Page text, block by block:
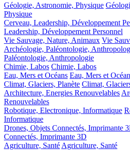
Géologie, Astronomie, Physique
Physique
Cerveau, Leadership, Développement
Leadership, Développement Personnel
Vie Sauvage, Nature, Animaux Vie
Archéologie, Paléontologie,
Paléontologie, Anthropologie
Chimie, Labos Chimie, Labos
Eau, Mers et Océans Eau, Mers et
Climat, Glaciers, Planète Climat,
Architecture, Energies Renouvelables
Renouvelables
Robotique, Electronique, Informatique
Informatique
Drones, Objets Connectés, Imprimante
Connectés, Imprimante 3D
Agriculture, Santé Agriculture, Santé